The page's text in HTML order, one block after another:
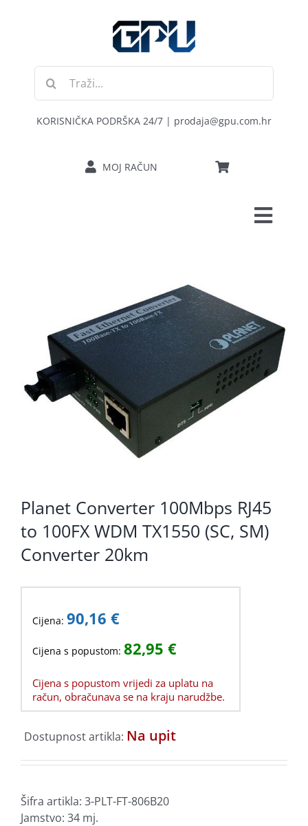
Traži...
KORISNIČKA PODRŠKA 24/7 | prodaja@gpu.com.hr
MOJ RAČUN
PERIFERIJA
KABELI I KONEKTORI
MREŽNA OPREMA
POTROŠAČKA ELEKTRONIKA
OSTALO
Planet Converter 100Mbps RJ45
to 100FX WDM TX1550 (SC, SM)
Converter 20km
Cijena: 90,16 €
Cijena s popustom: 82,95 €
Cijena s popustom vrijedi za uplatu na
račun, obračunava se na kraju narudžbe.
Dostupnost artikla: Na upit
Šifra artikla: 3-PLT-FT-806B20
Jamstvo: 34 mj.